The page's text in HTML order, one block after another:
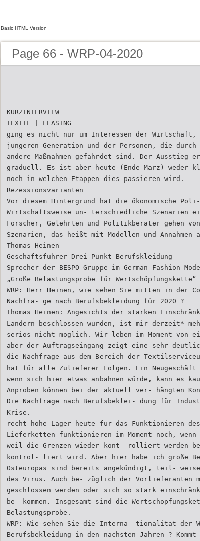
Basic HTML Version
Page 66 - WRP-04-2020
KURZINTERVIEW
TEXTIL | LEASING
ging es nicht nur um Interessen der Wirtschaft,
jüngeren Generation und der Personen, die
andere Maßnahmen gefährdet sind. Der Ausstieg
graduell. Es ist aber heute (Ende März) weder
noch in welchen Etappen dies passieren wird.
Rezessionsvarianten
Vor diesem Hintergrund hat die ökonomische
Wirtschaftsweise un- terschiedliche Szenarien
Forscher, Gelehrten und Politikberater gehen
Szenarien, das heißt mit Modellen und
Thomas Heinen
Geschäftsführer Drei-Punkt Berufskleidung
Sprecher der BESPO-Gruppe im German Fashion
„Große Belastungsprobe für Wertschöpfungskette“
WRP: Herr Heinen, wie sehen Sie mitten in der
Nachfra- ge nach Berufsbekleidung für 2020 ?
Thomas Heinen: Angesichts der starken
Ländern beschlossen wurden, ist mir derzeit*
seriös nicht möglich. Wir leben im Moment von
aber der Auftragseingang zeigt eine sehr
die Nachfrage aus dem Bereich der
hat für alle Zulieferer Folgen. Ein
wenn sich hier etwas anbahnen würde, kann es
Anproben können bei der aktuell ver- hängten
Die Nachfrage nach Berufsbeklei- dung für
Krise.
recht hohe Läger heute für das Funktionieren
Lieferketten funktionieren im Moment noch, wenn
weil die Grenzen wieder kont- rolliert werden
kontrol- liert wird. Aber hier habe ich große
Osteuropas sind bereits angekündigt, teil-
des Virus. Auch be- züglich der Vorlieferanten
geschlossen werden oder sich so stark
be- kommen. Insgesamt sind die
Belastungsprobe.
WRP: Wie sehen Sie die Interna- tionalität der
Berufsbekleidung in den nächsten Jahren ?